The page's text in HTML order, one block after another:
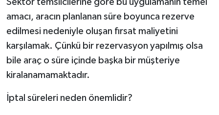
amacı, aracın planlanan süre boyunca rezerve
edilmesi nedeniyle oluşan fırsat maliyetini
karşılamak. Çünkü bir rezervasyon yapılmış olsa
bile araç o süre içinde başka bir müşteriye
kiralanamamaktadır.
İptal süreleri neden önemlidir?